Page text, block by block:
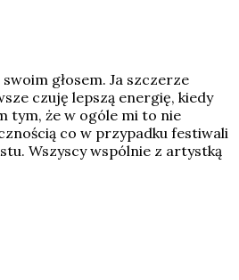
głosem. Ja szczerze
czuję lepszą energię, kiedy
tym, że w ogóle mi to nie
co w przypadku festiwali
Wszyscy wspólnie z artystką